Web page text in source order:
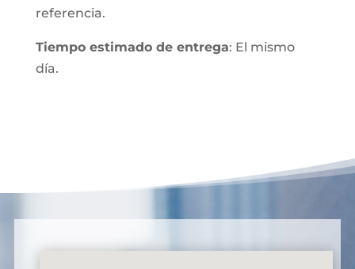
referencia.
Tiempo estimado de entrega: El mismo
día.